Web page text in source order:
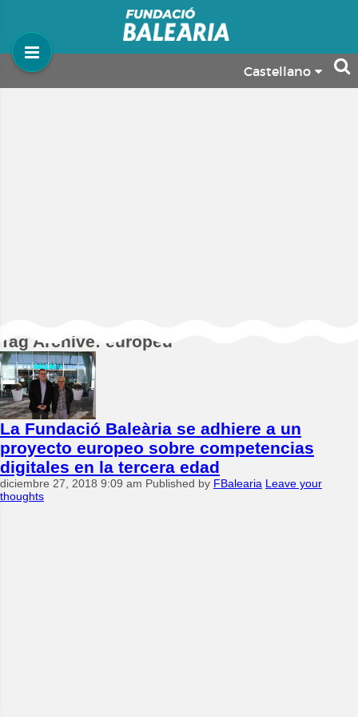
Castellano
Tag Archive: europeu
La Fundació Baleària se adhiere a un
proyecto europeo sobre competencias
digitales en la tercera edad
diciembre 27, 2018 9:09 am Published by FBalearia Leave your
thoughts